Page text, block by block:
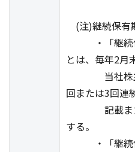
(注)継続保有
・「継続保
とは、毎年2月
当社株主
回または3回連
記載または
する。
・「継続保